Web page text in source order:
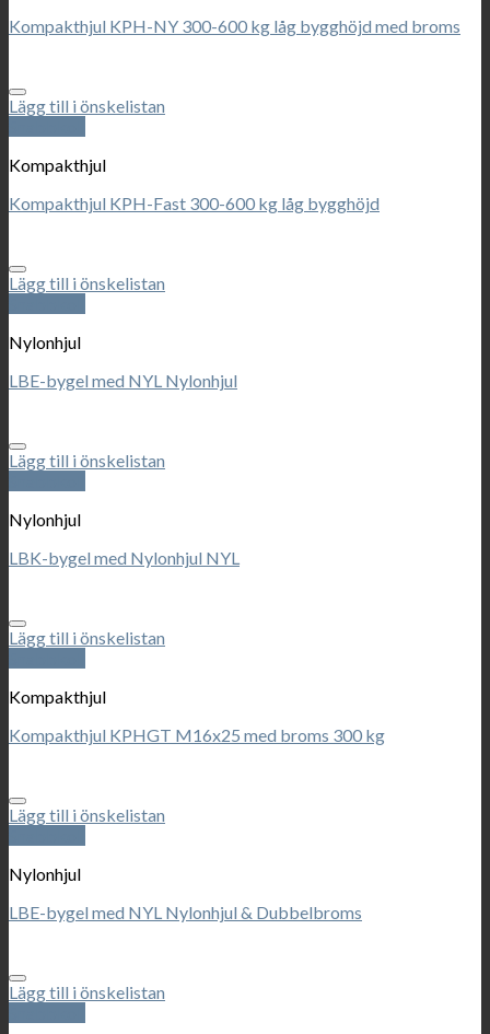
Kompakthjul KPH-NY 300-600 kg låg bygghöjd med broms
Lägg till i önskelistan
Kompakthjul
Kompakthjul KPH-Fast 300-600 kg låg bygghöjd
Lägg till i önskelistan
Nylonhjul
LBE-bygel med NYL Nylonhjul
Lägg till i önskelistan
Nylonhjul
LBK-bygel med Nylonhjul NYL
Lägg till i önskelistan
Kompakthjul
Kompakthjul KPHGT M16x25 med broms 300 kg
Lägg till i önskelistan
Nylonhjul
LBE-bygel med NYL Nylonhjul & Dubbelbroms
Lägg till i önskelistan